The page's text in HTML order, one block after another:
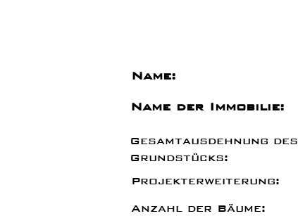
Name:
Name der Immobilie:
Gesamtausdehnung des
Grundstücks:
Projekterweiterung:
Anzahl der Bäume: